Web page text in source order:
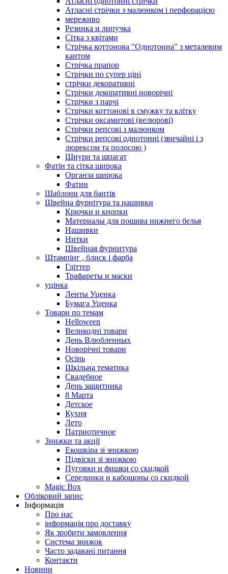
Атласні стрічки з малюнком і перфорацією
мереживо
Резинка и липучка
Сітка з квітами
Стрічка коттонова "Однотонна" з металевим
кантом
Стрічка прапор
Стрічки по супер ціні
стрічки декоративні
Стрічки декоративні новорічні
Стрічки з парчі
Стрічки коттонові в смужку та клітку
Стрічки оксамитові (велюрові)
Стрічки репсові з малюнком
Стрічки репсові однотонні (звичайні і з
люрексом та полосою )
Шнури та шпагат
Фатін та сітка широка
Органза широка
Фатин
Шаблони для бантів
Швейна фурнітура та нашивки
Крючки и кнопки
Материалы для пошива нижнего белья
Нашивки
Нитки
Швейная фурнитура
Штампінг , блиск і фарба
Гліттер
Трафареты и маски
уцінка
Ленты Уценка
Бумага Уценка
Товари по темам
Helloween
Великодні товари
День Влюбленных
Новорічні товари
Осінь
Шкільна тематика
Свадебное
День защитника
8 Марта
Детское
Кухня
Лето
Патриотичное
Знижки та акції
Екошкіра зі знижкою
Підвіски зі знижкою
Пуговки и фишки со скидкой
Серединки и кабошоны со скидкой
Magic Box
Обліковий запис
Інформація
Про нас
інформація про доставку
Як зробити замовлення
Система знижок
Часто задавані питання
Контакти
Новини